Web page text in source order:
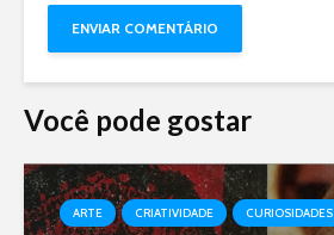
Você pode gostar
ARTE CRIATIVIDADE CURIOSIDADES